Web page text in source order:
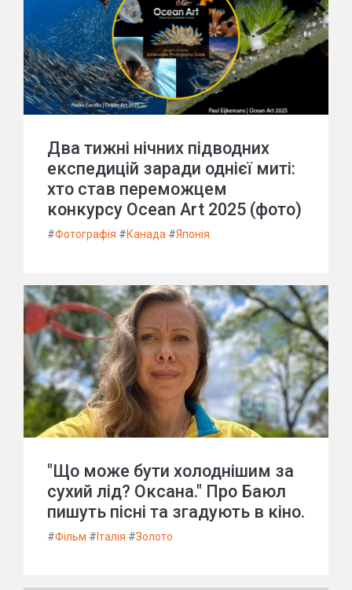
Два тижні нічних підводних
експедицій заради однієї миті:
хто став переможцем
конкурсу Ocean Art 2025 (фото)
#Фотографія #Канада #Японія
"Що може бути холоднішим за
сухий лід? Оксана." Про Баюл
пишуть пісні та згадують в кіно.
#Фільм # Італія #Золото